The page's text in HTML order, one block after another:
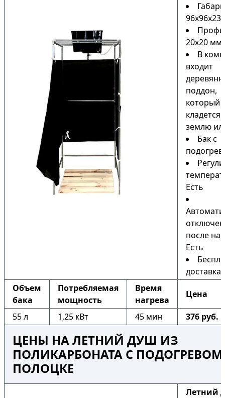
20х20 мм
В
входит
поддон,
который
кладется
землю
Бак с
Есть
после
Есть
доставка
Объем
бака
Потребляемая
мощность
Время
нагрева
Цена
55 л 1,25 кВт 45 мин 376 руб.
ЦЕНЫ НА ЛЕТНИЙ ДУШ ИЗ
ПОЛИКАРБОНАТА С ПОДОГРЕВОМ
ПОЛОЦКЕ
Летний